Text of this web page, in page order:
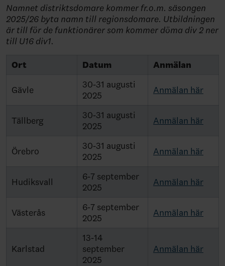
Namnet distriktsdomare kommer fr.o.m. säsongen
2025/26 byta namn till regionsdomare. Utbildningen
är till för de funktionärer som kommer döma div 2 ner
till U16 div1.
Ort Datum Anmälan
Gävle
30-31 augusti
2025
Anmälan här
Tällberg
30-31 augusti
2025
Anmälan här
Örebro
30-31 augusti
2025
Anmälan här
Hudiksvall
6-7 september
2025
Anmälan här
Västerås
6-7 september
2025
Anmälan här
Karlstad
13-14
september
2025
Anmälan här